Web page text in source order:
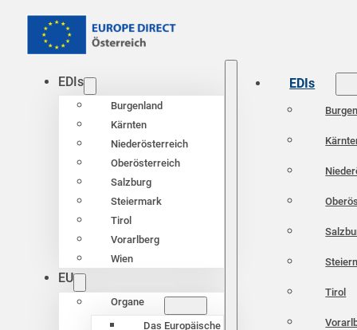
EDIs
Burgenland
Kärnten
Niederösterreich
Oberösterreich
Salzburg
Steiermark
Tirol
Vorarlberg
Wien
EU
Organe
Das Europäische
EDIs
Tirol